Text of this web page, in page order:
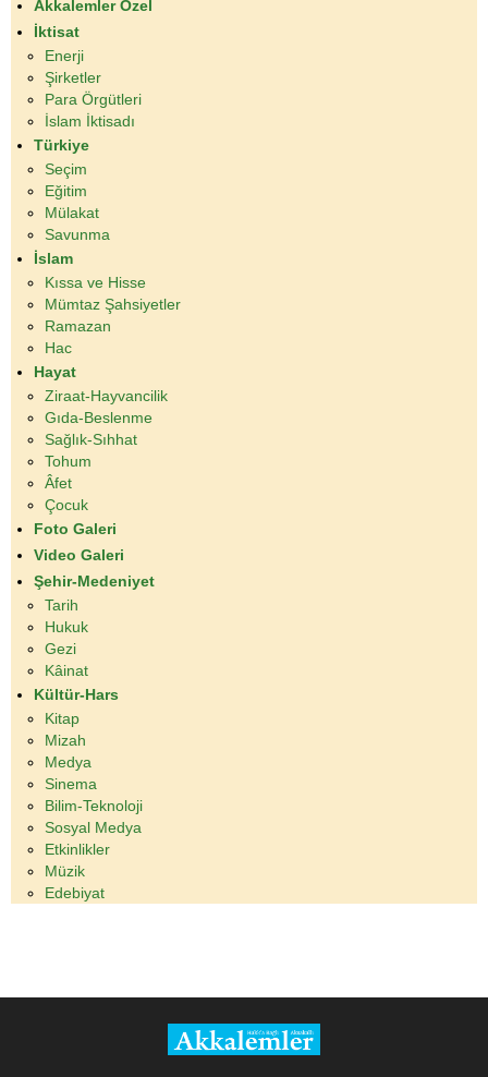
Akkalemler Özel
İktisat
Enerji
Şirketler
Para Örgütleri
İslam İktisadı
Türkiye
Seçim
Eğitim
Mülakat
Savunma
İslam
Kıssa ve Hisse
Mümtaz Şahsiyetler
Ramazan
Hac
Hayat
Ziraat-Hayvancilik
Gıda-Beslenme
Sağlık-Sıhhat
Tohum
Âfet
Çocuk
Foto Galeri
Video Galeri
Şehir-Medeniyet
Tarih
Hukuk
Gezi
Kâinat
Kültür-Hars
Kitap
Mizah
Medya
Sinema
Bilim-Teknoloji
Sosyal Medya
Etkinlikler
Müzik
Edebiyat